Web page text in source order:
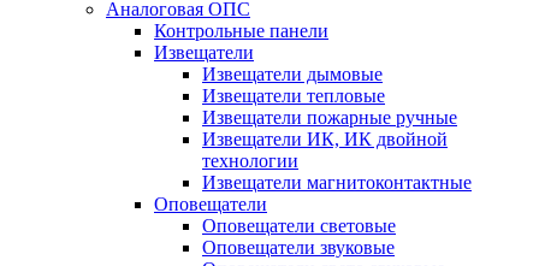
Аналоговая ОПС
Контрольные панели
Извещатели
Извещатели дымовые
Извещатели тепловые
Извещатели пожарные ручные
Извещатели ИК, ИК двойной
технологии
Извещатели магнитоконтактные
Оповещатели
Оповещатели световые
Оповещатели звуковые